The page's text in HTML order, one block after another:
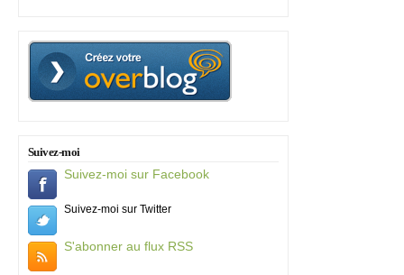
Suivez-moi
Suivez-moi sur Facebook
Suivez-moi sur Twitter
S'abonner au flux RSS